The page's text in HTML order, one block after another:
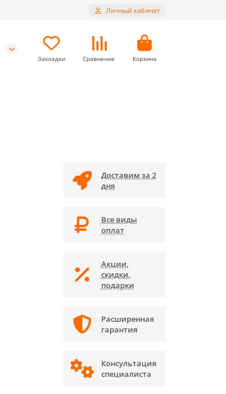
Личный кабинет
Закладки Сравнение Корзина
Доставим за 2
дня
Все виды
оплат
Акции,
скидки,
подарки
Расширенная
гарантия
Консультация
специалиста